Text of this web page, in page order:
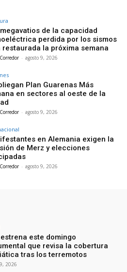
de la capacidad
perdida por los sismos
restaurada la próxima semana
- agosto 9, 2026
Plan Guarenas Más
en sectores al oeste de la
- agosto 9, 2026
en Alemania exigen la
de Merz y elecciones
- agosto 9, 2026
estrena este domingo
que revisa la cobertura
tras los terremotos
2026